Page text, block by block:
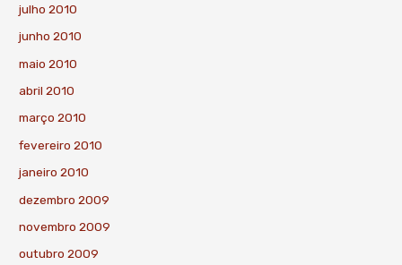
julho 2010
junho 2010
maio 2010
abril 2010
março 2010
fevereiro 2010
janeiro 2010
dezembro 2009
novembro 2009
outubro 2009